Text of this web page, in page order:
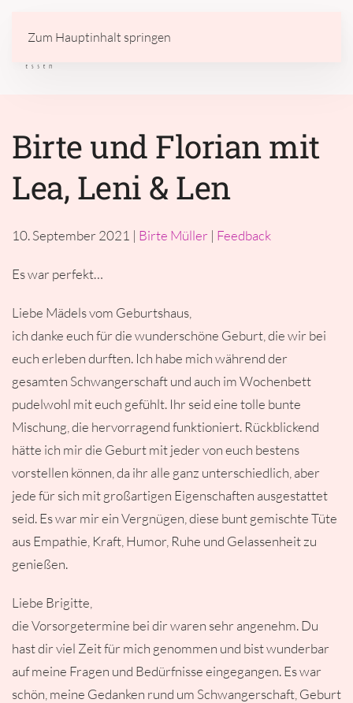
Zum Hauptinhalt springen
Birte und Florian mit
Lea, Leni & Len
10. September 2021 | Birte Müller | Feedback
Es war perfekt…
Liebe Mädels vom Geburtshaus,
ich danke euch für die wunderschöne Geburt, die wir bei
euch erleben durften. Ich habe mich während der
gesamten Schwangerschaft und auch im Wochenbett
pudelwohl mit euch gefühlt. Ihr seid eine tolle bunte
Mischung, die hervorragend funktioniert. Rückblickend
hätte ich mir die Geburt mit jeder von euch bestens
vorstellen können, da ihr alle ganz unterschiedlich, aber
jede für sich mit großartigen Eigenschaften ausgestattet
seid. Es war mir ein Vergnügen, diese bunt gemischte Tüte
aus Empathie, Kraft, Humor, Ruhe und Gelassenheit zu
genießen.
Liebe Brigitte,
die Vorsorgetermine bei dir waren sehr angenehm. Du
hast dir viel Zeit für mich genommen und bist wunderbar
auf meine Fragen und Bedürfnisse eingegangen. Es war
schön, meine Gedanken rund um Schwangerschaft, Geburt